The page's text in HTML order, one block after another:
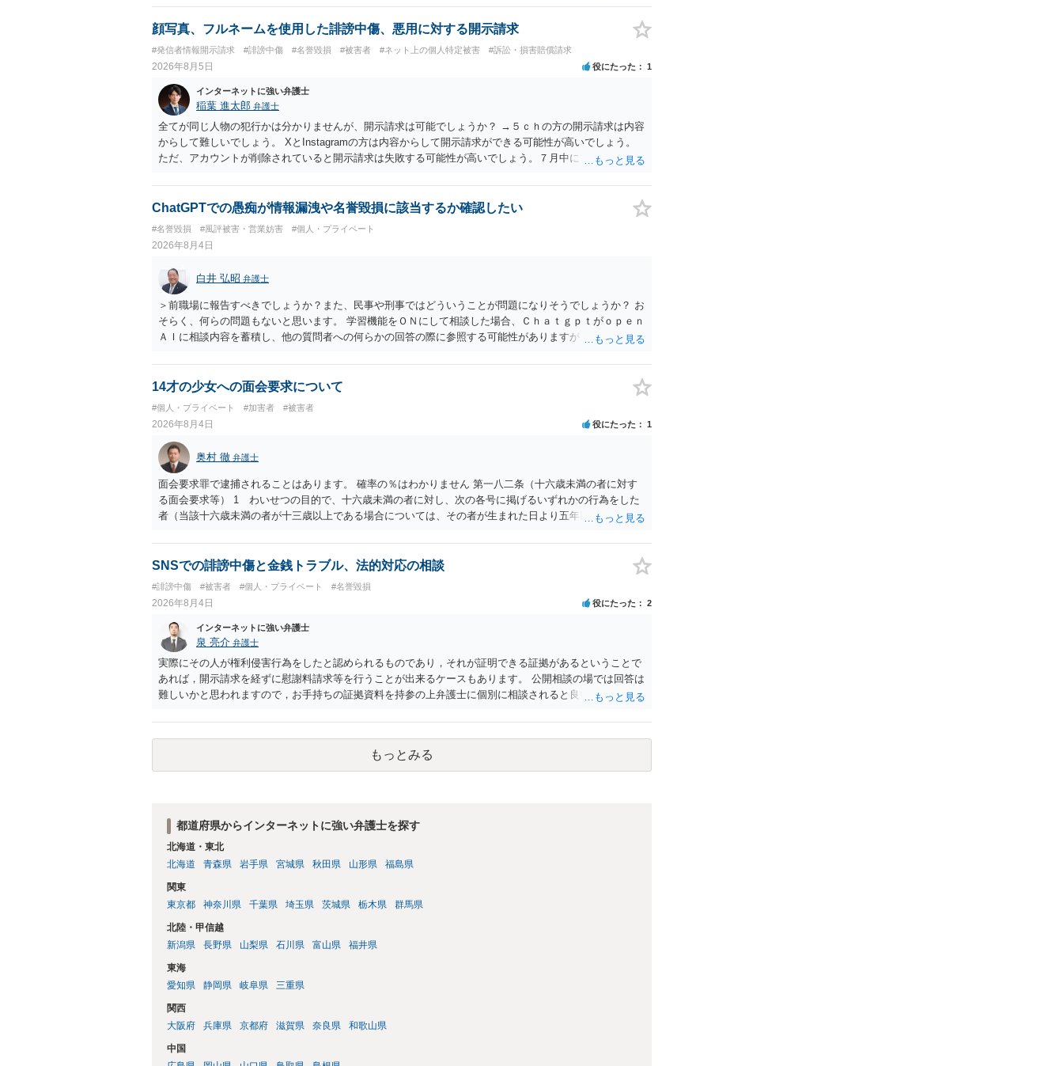
顔写真、フルネームを使用した誹謗中傷、悪用に対する開示請求
#発信者情報開示請求 #誹謗中傷 #名誉毀損 #被害者 #ネット上の個人特定被害 #訴訟・損害賠償請求
2026年8月5日 役にたった 1
インターネットに強い弁護士
稲葉 進太郎 弁護士
全てが同じ人物の犯行かは分かりませんが、開示請求は可能でしょうか？ →５ｃｈの方の開示請求は内容
からして難しいでしょう。 XとInstagramの方は内容からして開示請求ができる可能性が高いでしょう。
ただ、アカウントが削除されていると開示請求は失敗する可能性が高いでしょう。７月中にアカウントが
相手に全ての弁護士費用を負担させることは可能でしょうか？ →訴訟外の交渉で相手方が認めれば負担さ
せることができるでしょう。訴訟で判決となった場合は、実際の弁護士費用が認められる場合と認められ
ChatGPTでの愚痴が情報漏洩や名誉毀損に該当するか確認したい
#名誉毀損 #風評被害・営業妨害 #個人・プライベート
2026年8月4日
白井 弘昭 弁護士
＞前職場に報告すべきでしょうか？また、民事や刑事ではどういうことが問題になりそうでしょうか？ お
そらく、何らの問題もないと思います。 学習機能をＯＮにして相談した場合、Ｃｈａｔｇｐｔがｏｐｅｎ
ＡＩに相談内容を蓄積し、他の質問者への何らかの回答の際に参照する可能性がありますが、個人名や会
ので、その情報自体が、秘密情報に当たるとは思えませんし、名誉棄損として、個人や会社に対する誹謗
中傷の不特定多数への公開に当たるとも思われません。 もちろん、誰がその内容をｃｈａｔｇｐｔに入力
して書き込んだとしても）、相談者さんが刑事民事の責任に問われることはないでしょう。 私見ながらご
参考まで。
14才の少女への面会要求について
#個人・プライベート #加害者 #被害者
2026年8月4日 役にたった 1
奥村 徹 弁護士
面会要求罪で逮捕されることはあります。 確率の％はわかりません 第一八二条（十六歳未満の者に対す
る面会要求等） 1 わいせつの目的で、十六歳未満の者に対し、次の各号に掲げるいずれかの行為をした
者（当該十六歳未満の者が十三歳以上である場合については、その者が生まれた日より五年以上前の日に
又は誘惑して面会を要求すること。 二 拒まれたにもかかわらず、反復して面会を要求すること。 三
金銭その他の利益を供与し、又はその申込み若しくは約束をして面会を要求すること。 2前項の罪を犯
罰金に処する。
SNSでの誹謗中傷と金銭トラブル、法的対応の相談
#誹謗中傷 #被害者 #個人・プライベート #名誉毀損
2026年8月4日 役にたった 2
インターネットに強い弁護士
泉 亮介 弁護士
実際にその人が権利侵害行為をしたと認められるものであり，それが証明できる証拠があるということで
あれば，開示請求を経ずに慰謝料請求等を行うことが出来るケースもあります。 公開相談の場では回答は
難しいかと思われますので，お手持ちの証拠資料を持参の上弁護士に個別に相談されると良いでしょう。
もっとみる
都道府県からインターネットに強い弁護士を探す
北海道・東北
北海道
青森県 岩手県 宮城県 秋田県 山形県 福島県
関東
東京都
神奈川県 千葉県 埼玉県 茨城県 栃木県 群馬県
北陸・甲信越
新潟県
長野県 山梨県 石川県 富山県 福井県
東海
愛知県
静岡県 岐阜県 三重県
関西
大阪府
兵庫県 京都府 滋賀県 奈良県 和歌山県
中国